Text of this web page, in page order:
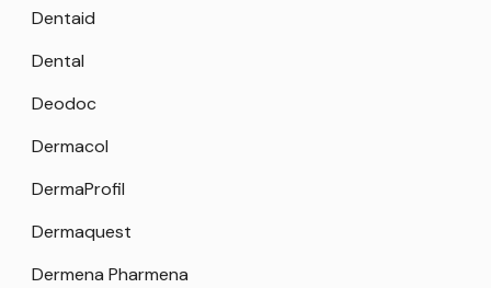
Dentaid
Dental
Deodoc
Dermacol
DermaProfil
Dermaquest
Dermena Pharmena